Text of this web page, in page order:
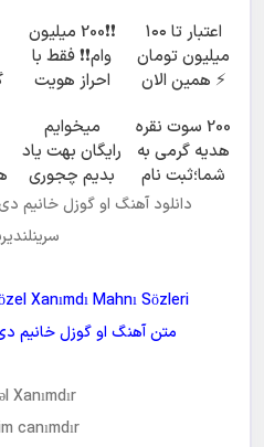
مراقبش باش
آموزش رایگان
اعتبار تا ۱۰۰
میلیون تومان
⚡ همین الان
اعتبار بده ✅
❗❗200 میلیون
وام❗❗ فقط با
احراز هویت
200 سوت نقره
هدیه گرمی به
شما؛ثبت نام
کن
میخوایم
رایگان بهت یاد
بدیم چجوری
پولدارشی! باور
امتحانش
دانلود آهنگ او گوزل خانیم
Xanımdı Mahnı Sözleri
متن آهنگ او گوزل خانیم
Xanımdır
canımdır